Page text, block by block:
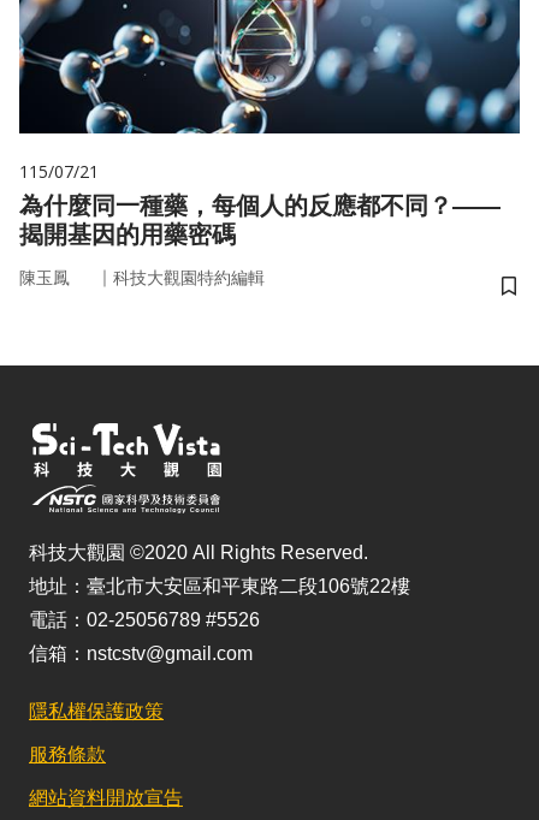
115/07/21
為什麼同一種藥，每個人的反應都不同？——
揭開基因的用藥密碼
陳玉鳳 ｜ 科技大觀園特約編輯
儲
科技大觀園 ©2020 All Rights Reserved.
地址：臺北市大安區和平東路二段106號22樓
電話：02-25056789 #5526
信箱：nstcstv@gmail.com
隱私權保護政策
服務條款
網站資料開放宣告